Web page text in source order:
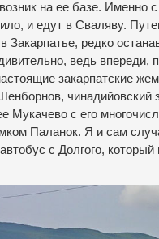
на ее базе. Именно
и едут в Сваляву.
Закарпатье, редко
ведь впереди,
закарпатские
чинадийовский
Мукачево с его
Паланок. Я и сам
с Долгого, который